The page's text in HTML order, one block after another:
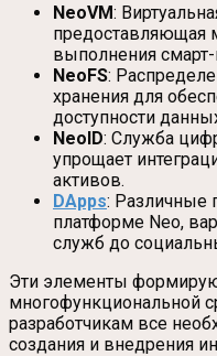
NeoVM:
предоставляющая
выполнения смарт-
NeoFS:
хранения для
доступности
NeoID: Служба
упрощает
активов.
DApps: Различные
платформе Neo,
служб до
Эти элементы
многофункциональной
разработчикам все
создания и внедрения